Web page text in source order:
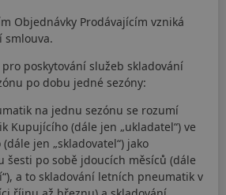
Objednávky Prodávajícím vzniká
smlouva.
poskytování služeb skladování
po dobu jedné sezóny:
na jednu sezónu se rozumí
Kupujícího (dále jen „ukladatel“) ve
jen „skladovatel“) jako
šesti po sobě jdoucích měsíců (dále
a to skladování letních pneumatik v